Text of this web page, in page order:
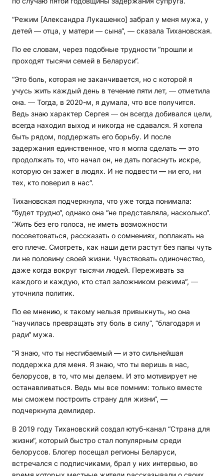
“Режим [Александра Лукашенко] забрал у меня мужа, у
детей — отца, у матери — сына“, — сказала Тихановская.
По ее словам, через подобные трудности “прошли и
проходят тысячи семей в Беларуси“.
“Это боль, которая не заканчивается, но с которой я
учусь жить каждый день в течение пяти лет, — отметила
она. — Тогда, в 2020-м, я думала, что все получится.
Ведь знаю характер Сергея — он всегда добивался цели,
всегда находил выход и никогда не сдавался. Я хотела
быть рядом, поддержать его борьбу. И после
задержания единственное, что я могла сделать — это
продолжать то, что начал он, не дать погаснуть искре,
которую он зажег в людях. И не подвести — ни его, ни
тех, кто поверил в нас“.
Тихановская подчеркнула, что уже тогда понимала:
“будет трудно“, однако она “не представляла, насколько“.
“Жить без его голоса, не иметь возможности
посоветоваться, рассказать о сомнениях, поплакать на
его плече. Смотреть, как наши дети растут без папы чуть
ли не половину своей жизни. Чувствовать одиночество,
даже когда вокруг тысячи людей. Переживать за
каждого и каждую, кто стал заложником режима“, —
уточнила политик.
По ее мнению, к такому нельзя привыкнуть, но она
“научилась превращать эту боль в силу“, “благодаря и
ради“ мужа.
“Я знаю, что ты несгибаемый — и это сильнейшая
поддержка для меня. Я знаю, что ты веришь в нас,
белорусов, в то, что мы делаем. И это мотивирует не
останавливаться. Ведь мы все помним: только вместе
мы сможем построить страну для жизни“, —
подчеркнула демлидер.
В 2019 году Тихановский создал ютуб-канал “Страна для
жизни“, который быстро стал популярным среди
белорусов. Блогер посещал регионы Беларуси,
встречался с подписчиками, брал у них интервью, во